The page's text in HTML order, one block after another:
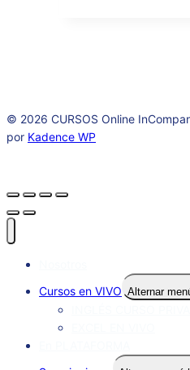
© 2026 CURSOS Online
por Kadence WP
Cursos en VIVO Alternar